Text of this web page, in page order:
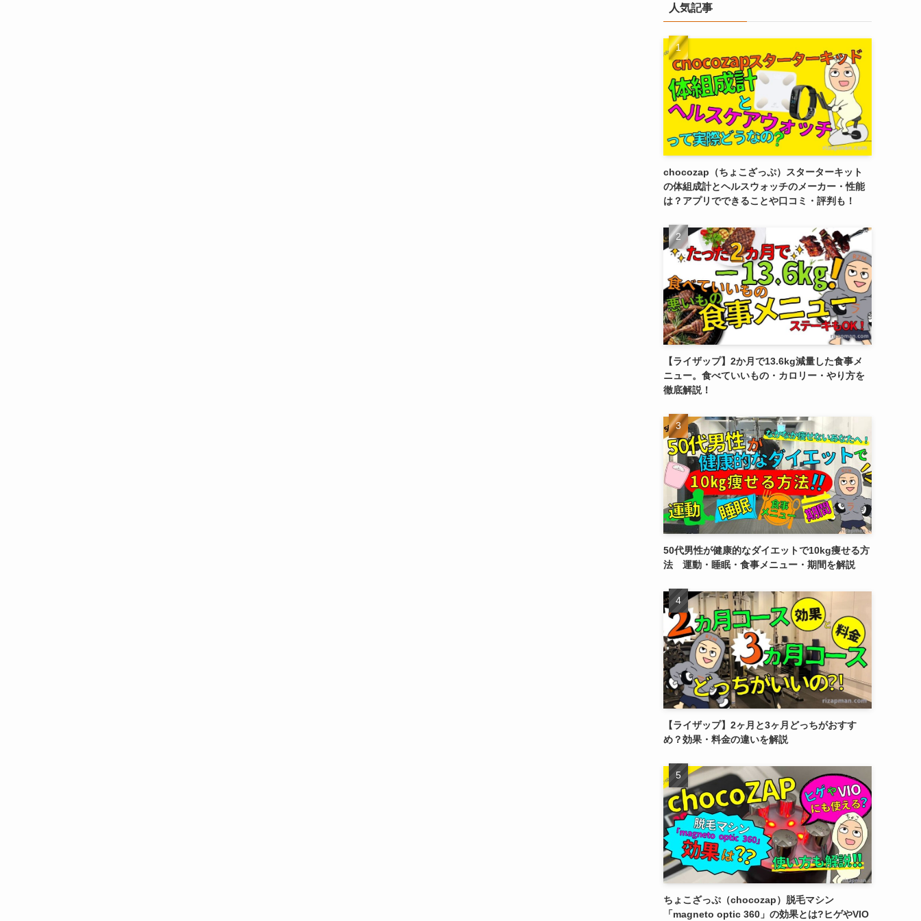
人気記事
chocozap（ちょこざっぷ）スターターキット
の体組成計とヘルスウォッチのメーカー・性能
は？アプリでできることや口コミ・評判も！
【ライザップ】2か月で13.6kg減量した食事メ
ニュー。食べていいもの・カロリー・やり方を
徹底解説！
50代男性が健康的なダイエットで10kg痩せる方
法 運動・睡眠・食事メニュー・期間を解説
【ライザップ】2ヶ月と3ヶ月どっちがおすす
め？効果・料金の違いを解説
ちょこざっぷ（chocozap）脱毛マシン
「magneto optic 360」の効果とは?ヒゲやVIO